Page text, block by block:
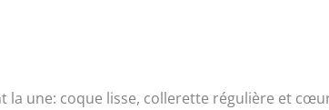
la une: coque lisse, collerette régulière et